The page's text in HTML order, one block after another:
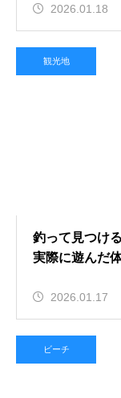
2026.01.18
観光地
釣って見つけ
実際に遊んだ
2026.01.17
ビーチ